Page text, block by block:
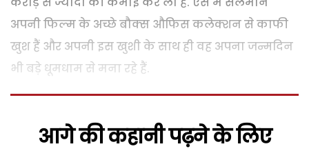
अपनी फिल्म के अच्छे बौक्स औफिस कलेक्शन से काफी
खुश हैं और अपनी इस खुशी के साथ ही वह अपना जन्मदिन
भी बड़े धूमधाम से मना रहे हैं.
आगे की कहानी पढ़ने के लिए